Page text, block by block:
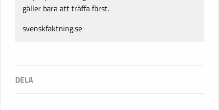
gäller bara att träffa först.
svenskfaktning.se